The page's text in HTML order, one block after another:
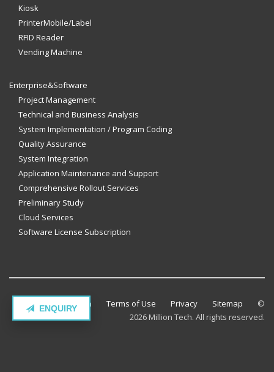
ENQUIRY
Kiosk
PrinterMobile/Label
RFID Reader
Vending Machine
Enterprise&Software
Project Management
Technical and Business Analysis
System Implementation / Program Coding
Quality Assurance
System Integration
Application Maintenance and Support
Comprehensive Rollout Services
Preliminary Study
Cloud Services
Software License Subscription
Contact Million Tech Terms of Use Privacy Sitemap ©
2026 Million Tech. All rights reserved.